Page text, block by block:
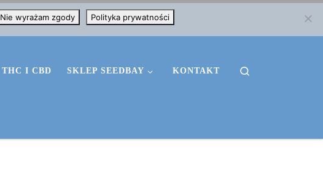
THC I CBD SKLEP SEEDBAY KONTAKT
Nie wyrażam zgody Polityka prywatności